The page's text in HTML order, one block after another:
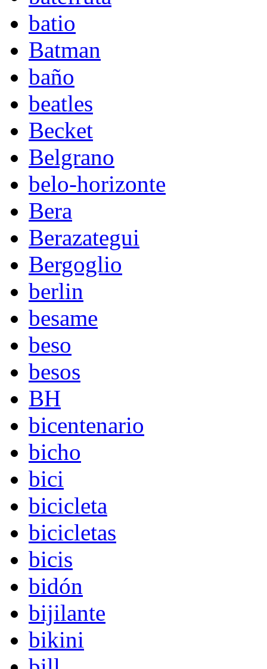
batio
Batman
baño
beatles
Becket
Belgrano
belo-horizonte
Bera
Berazategui
Bergoglio
berlin
besame
beso
besos
BH
bicentenario
bicho
bici
bicicleta
bicicletas
bicis
bidón
bijilante
bikini